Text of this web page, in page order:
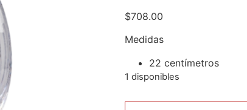
$708.00
Medidas
22 centímetros
1 disponibles